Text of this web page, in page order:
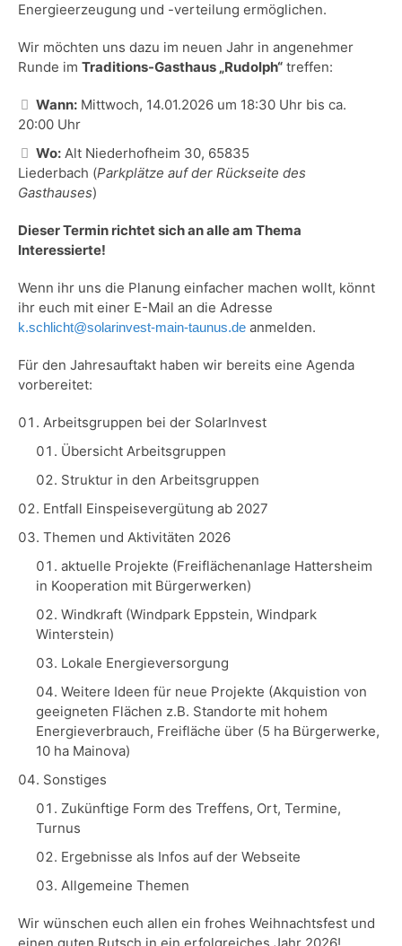
Energieerzeugung und -verteilung ermöglichen.
Wir möchten uns dazu im neuen Jahr in angenehmer
Runde im Traditions-Gasthaus „Rudolph“ treffen:
Wann: Mittwoch, 14.01.2026 um 18:30 Uhr bis ca.
20:00 Uhr
Wo: Alt Niederhofheim 30, 65835
Liederbach (Parkplätze auf der Rückseite des
Gasthauses)
Dieser Termin richtet sich an alle am Thema
Interessierte!
Wenn ihr uns die Planung einfacher machen wollt, könnt
ihr euch mit einer E-Mail an die Adresse
k.schlicht@solarinvest-main-taunus.de anmelden.
Für den Jahresauftakt haben wir bereits eine Agenda
vorbereitet:
Arbeitsgruppen bei der SolarInvest
Übersicht Arbeitsgruppen
Struktur in den Arbeitsgruppen
Entfall Einspeisevergütung ab 2027
Themen und Aktivitäten 2026
aktuelle Projekte (Freiflächenanlage Hattersheim
in Kooperation mit Bürgerwerken)
Windkraft (Windpark Eppstein, Windpark
Winterstein)
Lokale Energieversorgung
Weitere Ideen für neue Projekte (Akquistion von
geeigneten Flächen z.B. Standorte mit hohem
Energieverbrauch, Freifläche über (5 ha Bürgerwerke,
10 ha Mainova)
Sonstiges
Zukünftige Form des Treffens, Ort, Termine,
Turnus
Ergebnisse als Infos auf der Webseite
Allgemeine Themen
Wir wünschen euch allen ein frohes Weihnachtsfest und